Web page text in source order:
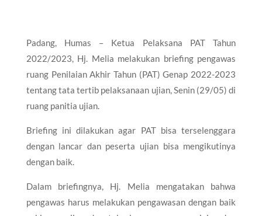
Padang, Humas – Ketua Pelaksana PAT Tahun
2022/2023, Hj. Melia melakukan briefing pengawas
ruang Penilaian Akhir Tahun (PAT) Genap 2022-2023
tentang tata tertib pelaksanaan ujian, Senin (29/05) di
ruang panitia ujian.
Briefing ini dilakukan agar PAT bisa terselenggara
dengan lancar dan peserta ujian bisa mengikutinya
dengan baik.
Dalam briefingnya, Hj. Melia mengatakan bahwa
pengawas harus melakukan pengawasan dengan baik